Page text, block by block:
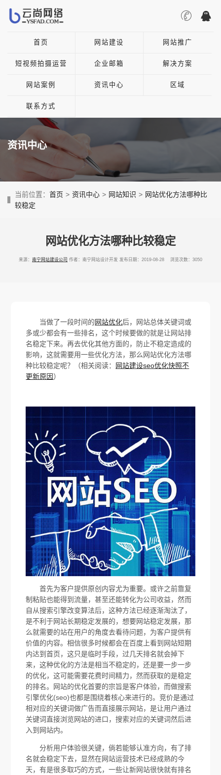
首页 网站建设 网站推广
短视频拍摄运营 企业邮箱 解决方案
网站案例 资讯中心 区域
联系方式
资讯中心
当前位置： 首页 > 资讯中心 > 网站知识 > 网站优化方法哪种比
较稳定
网站优化方法哪种比较稳定
来源： 南宁网站建设公司 作者：南宁网站设计开发 发布日期：2019-08-28 浏览次数：3050
当做了一段时间的网站优化后，网站总体关键词或
多或少都会有一些排名，这个时候要做的就是让网站排
名稳定下来。再去优化其他方面的，防止不稳定造成的
影响，这就需要用一些优化方法，那么网站优化方法哪
种比较稳定呢？（相关阅读： 网站建设seo优化快照不
更新原因）
首先为客户提供原创内容尤为重要。或许之前靠复
制粘贴也能得到流量，甚至还能转化为公司收益，然而
自从搜索引擎改变算法后，这种方法已经逐渐淘汰了，
是不利于网站长期稳定发展的，想要网站稳定发展，那
么就需要的站在用户的角度去看待问题，为客户提供有
价值的内容。相信很多时候都会在百度上看到网站短期
内达到首页，这只是临时手段，过几天排名就会掉下
来，这种优化的方法是相当不稳定的，还是要一步一步
的优化，这可能需要花费时间精力，然而获取的是稳定
的排名。网站的优化首要的宗旨是客户体验，而做搜索
引擎优化(seo)也都是围绕着核心来进行的。竞价是通过
相对应的关键词做广告而直接展示网站，是让用户通过
关键词直接浏览网站的进口，搜索对应的关键词然后进
入到网站内。
分析用户体验很关键，倘若能够认准方向，有了排
名就会稳定下去，显然在网站运营技术已经成熟的今
天，有是很多取巧的方式，一些让新网站很快就有排名